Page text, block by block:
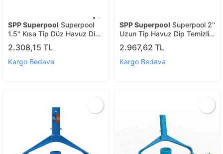
SPP Superpool Superpool
1.5'' Kısa Tip Düz Havuz Dip
Temizlik Süpürgesi
2.308,15 TL
Kargo Bedava
SPP Superpool Superpool 2''
Uzun Tip Havuz Dip Temizlik
Süpürgesi
2.967,62 TL
Kargo Bedava